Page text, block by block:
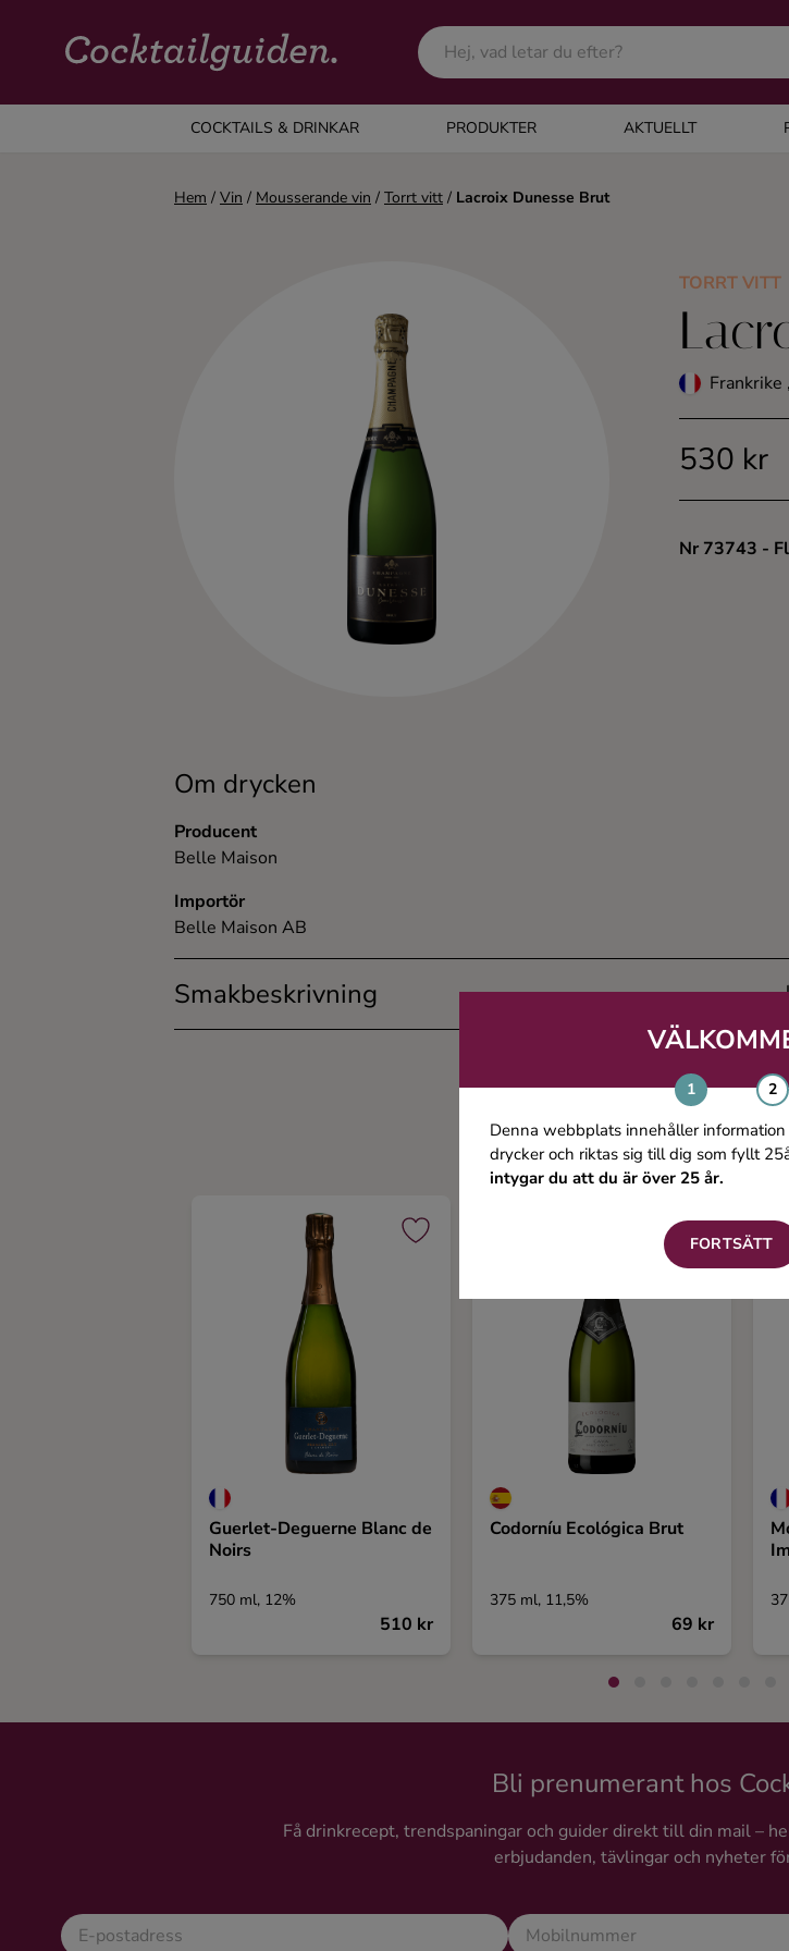
COCKTAILS & DRINKAR PRODUKTER AKTUELLT
COCKTAILS & DRINKAR
Alla cocktails & drinkar
Denna webbplats innehåller
drycker och riktas sig till dig som fyllt
intygar du att du är över 25 år.
FORTSÄTT
Hem / Vin / Mousserande vin / Torrt vitt / Lacroix Dunesse Brut
TORRT VITT
Frankrike
530 kr
Nr 73743 -
Om drycken
Producent
Belle Maison
Importör
Belle Maison AB
Smakbeskrivning
Du kanske
Guerlet-Deguerne Blanc de
Noirs
750 ml, 12%
510 kr
Codorníu Ecológica Brut
375 ml, 11,5%
69 kr
Bli prenumerant hos
Få drinkrecept, trendspaningar och guider direkt till din mail –
erbjudanden, tävlingar och nyheter